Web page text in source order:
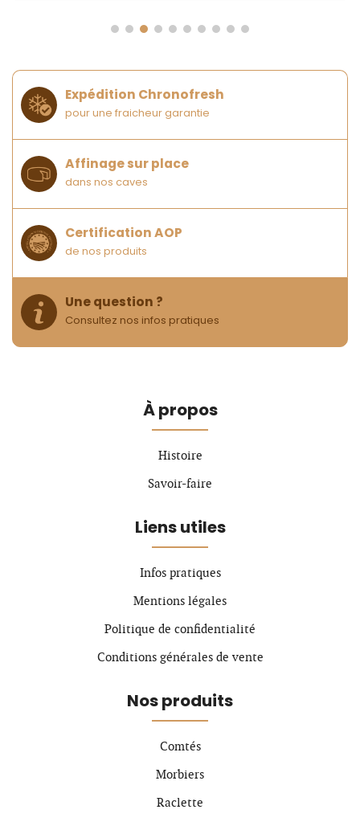
Expédition Chronofresh
pour une fraicheur garantie
Affinage sur place
dans nos caves
Certification AOP
de nos produits
Une question ?
Consultez nos infos pratiques
À propos
Histoire
Savoir-faire
Liens utiles
Infos pratiques
Mentions légales
Politique de confidentialité
Conditions générales de vente
Nos produits
Comtés
Morbiers
Raclette